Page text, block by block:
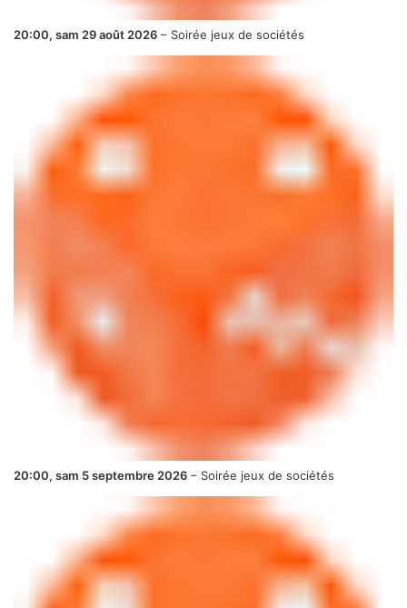
20:00, sam 29 août 2026 – Soirée jeux de sociétés
20:00, sam 5 septembre 2026 – Soirée jeux de sociétés